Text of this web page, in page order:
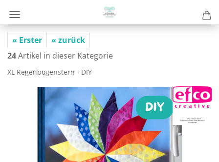
« Erster
« zurück
24Artikel in dieser Kategorie
XL Re­gen­bo­genstern - DIY